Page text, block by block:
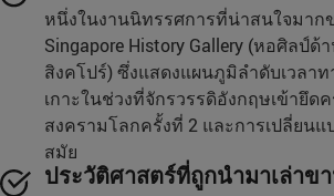
หนึ่งในงานนิทรรศการที่น่าสนใจมา
Singapore History Gallery (หอศิลป์ด้
สิงคโปร์) ซึ่งแสดงแผนภูมิลำดับเวลา
เกาะในช่วงที่จักรวรรดิอังกฤษเข้ายึด
สงครามโลกครั้งที่ 2 และการเปลี่ยน
สมัย
ประวัติศาสตร์ที่ถูกนำมาเล่าข